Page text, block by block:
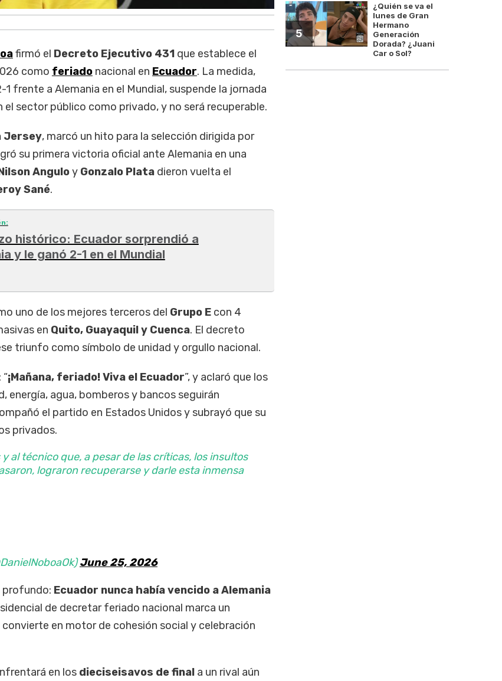
firmó el Decreto Ejecutivo 431que establece el
como feriadonacional en Ecuador. La medida,
frente a Alemania en el Mundial, suspende la jornada
sector público como privado, y no será recuperable.
Jersey, marcó un hito para la selección dirigida por
su primera victoria oficial ante Alemania en una
Anguloy Gonzalo Platadieron vuelta el
Sané.
histórico: Ecuador sorprendió a
y le ganó 2-1 en el Mundial
uno de los mejores terceros del Grupo Econ 4
en Quito, Guayaquil y Cuenca. El decreto
triunfo como símbolo de unidad y orgullo nacional.
¡Mañana, feriado! Viva el Ecuador”, y aclaró que los
energía, agua, bomberos y bancos seguirán
el partido en Estados Unidos y subrayó que su
privados.
al técnico que, a pesar de las críticas, los insultos
lograron recuperarse y darle esta inmensa
June 25, 2026
profundo: Ecuador nunca había vencido a Alemania
de decretar feriado nacional marca un
en motor de cohesión social y celebración
en los dieciseisavos de finala un rival aún
5
¿Quién se va el
lunes de Gran
Hermano
Generación
Dorada? ¿Juani
Car o Sol?